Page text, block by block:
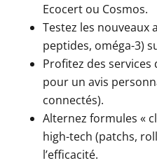
Ecocert ou Cosmos.
Testez les nouveaux
peptides, oméga-3)
Profitez des
pour un avis
connectés).
Alternez formules «
high-tech (patchs,
l’efficacité.